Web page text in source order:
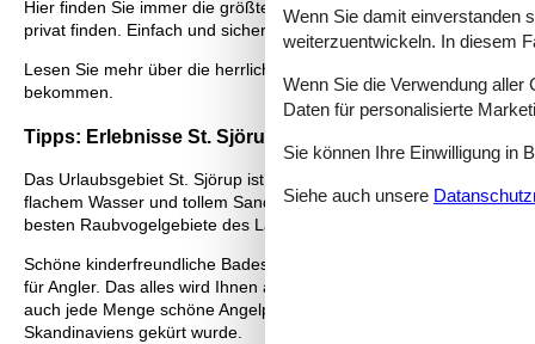
Hier finden Sie immer die größte Auswahl an privaten
privat finden. Einfach und sicher.
Lesen Sie mehr über die herrlichen Urlaubserlebnisse, zwischen
bekommen.
Tipps: Erlebnisse St. Sjörup
Das Urlaubsgebiet St. Sjörup ist der Inbegriff hübscher friedvoller
flachem Wasser und tollem Sandboden. In Strandnähe befindet
besten Raubvogelgebiete des Landes und der unzähligen
Schöne kinderfreundliche Badestrände mit Sandboden, flachem
für Angler. Das alles wird Ihnen auch im Hafen von Bönderup
auch jede Menge schöne Angelplätze. Falls Sie Fische und
Skandinaviens gekürt wurde.
Wenn Sie damit einverstanden
weiterzuentwickeln. In diesem
Wenn Sie die Verwendung
Daten für personalisierte
Sie können Ihre Einwilligung in
Siehe auch unsere